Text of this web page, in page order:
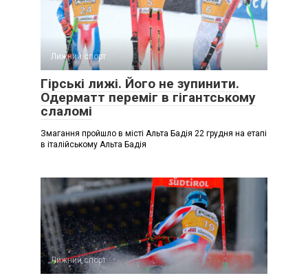
Лижний спорт
Гірські лижі. Його не зупинити.
Одерматт переміг в гігантському
слаломі
Змагання пройшло в місті Альта Бадія 22 грудня на етапі
в італійському Альта Бадія
Лижний спорт